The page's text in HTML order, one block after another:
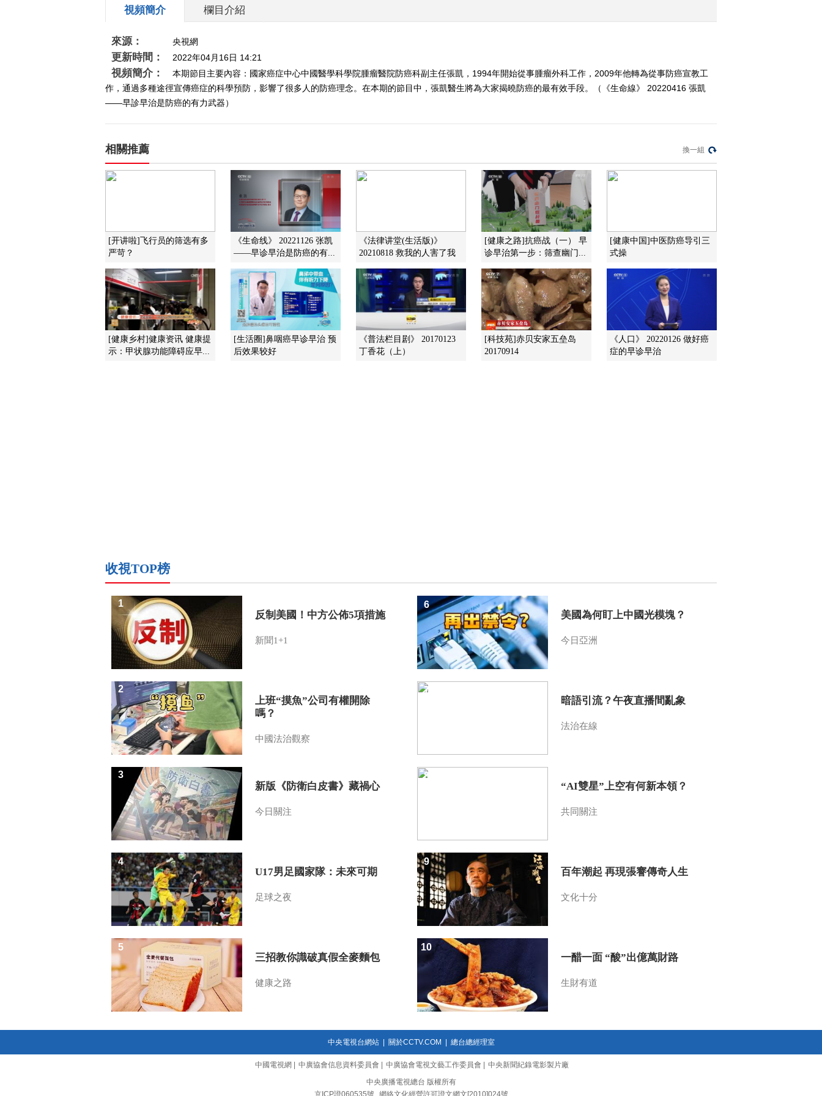
2022-04-11 13:15:44
2022-04-10 13:13:48
《生命线》 20220409 高
品说明书开始
2022-04-09 12:39:51
《生命线》 20220408
2022-04-03 13:10:10
《生命线》 20220401
視頻簡介 欄目介紹
來源： 央視網
更新時間： 2022年04月16日 14:21
視頻簡介：
本期節目主要內容：國家癌症中心中國醫學科學院腫瘤醫院防癌科副主任張凱，1994年開始從事腫瘤外科工作，2009年他轉為從事防癌宣教工
作，通過多種途徑宣傳癌症的科學預防，影響了很多人的防癌理念。在本期的節目中，張凱醫生將為大家揭曉防癌的最有效手段。（《生命線》 20220416 張凱
——早診早治是防癌的有力武器）
相關推薦 換一組
[开讲啦]飞行员的筛选有多
严苛？
《生命线》 20221126 张凯
——早诊早治是防癌的有...
《法律讲堂(生活版)》
20210818 救我的人害了我
[健康之路]抗癌战（一） 早
诊早治第一步：筛查幽门...
[健康中国]中医防癌导引三
式操
[健康乡村]健康资讯 健康提
示：甲状腺功能障碍应早...
[生活圈]鼻咽癌早诊早治 预
后效果较好
《普法栏目剧》 20170123
丁香花（上）
[科技苑]赤贝安家五垒岛
20170914
《人口》 20220126 做好癌
症的早诊早治
收視TOP榜
反制美國！中方公佈5項措施
新聞1+1
1
上班“摸魚”公司有權開除
嗎？
中國法治觀察
2
新版《防衛白皮書》藏禍心
今日關注
3
U17男足國家隊：未來可期
足球之夜
4
三招教你識破真假全麥麵包
健康之路
5
美國為何盯上中國光模塊？
今日亞洲
6
暗語引流？午夜直播間亂象
法治在線
7
“AI雙星”上空有何新本領？
共同關注
8
百年潮起 再現張謇傳奇人生
文化十分
9
一醋一面 “酸”出億萬財路
生財有道
10
中央電視台網站| 關於CCTV.COM 總台總經理室
中國電視網 中廣協會信息資料委員會 中廣協會電視文藝工作委員會
中央新聞紀錄電影製片廠
中央廣播電視總台 版權所有
京ICP證060535號
網絡文化經營許可證文網文[2010]024號